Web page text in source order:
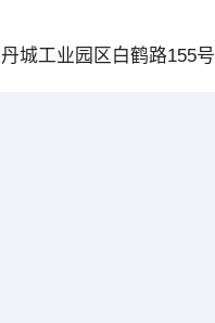
丹城工业园区白鹤路155号